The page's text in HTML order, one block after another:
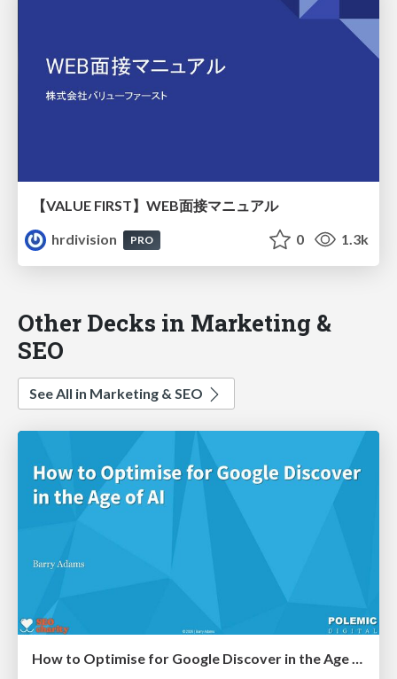
【VALUE FIRST】WEB面接マニュアル
hrdivision
PRO 0 1.3k
Other Decks in Marketing &
SEO
See All in Marketing & SEO